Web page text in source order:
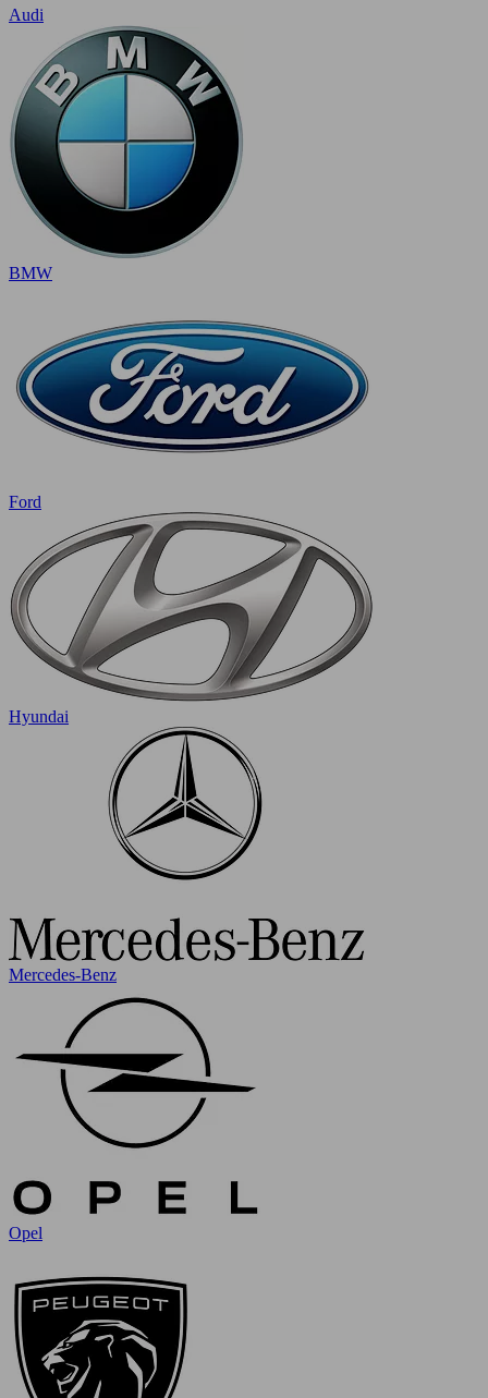
Audi
BMW
Ford
Hyundai
Mercedes-Benz
Opel